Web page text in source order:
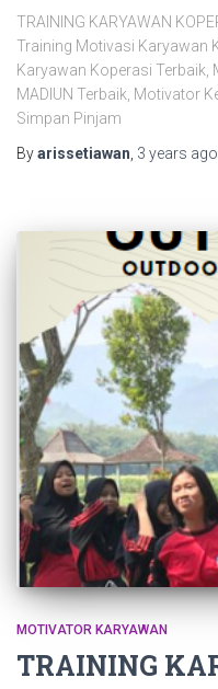
TRAINING KARYAWAN
Training Motivasi Karyawan
Karyawan Koperasi
MADIUN Terbaik, Motivator
Simpan Pinjam
Byarissetiawan, 3 years ago
MOTIVATOR KARYAWAN
TRAINING